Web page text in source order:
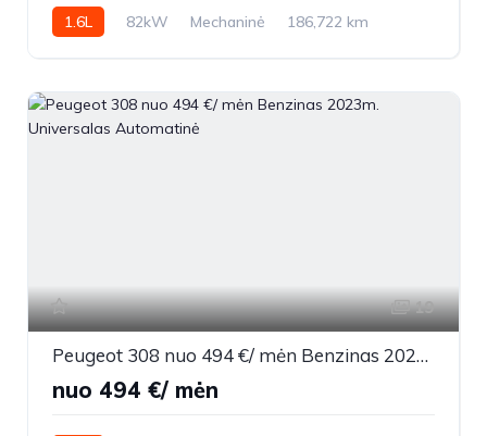
1.6L 82kW Mechaninė
186,722 km
19
Peugeot 308 nuo 494 €/ mėn Benzinas 2023m. Universalas Automatinė
nuo 494 €/ mėn